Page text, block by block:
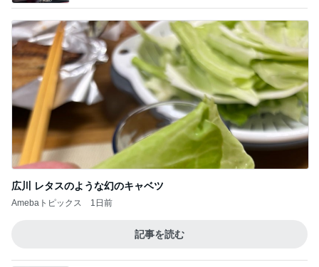
広川 レタスのような幻のキャベツ
Amebaトピックス 1日前
記事を読む